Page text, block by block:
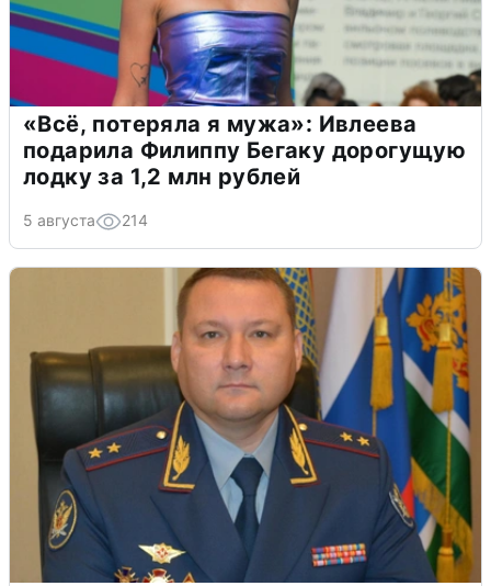
«Всё, потеряла я мужа»: Ивлеева
подарила Филиппу Бегаку дорогущую
лодку за 1,2 млн рублей
5 августа 214